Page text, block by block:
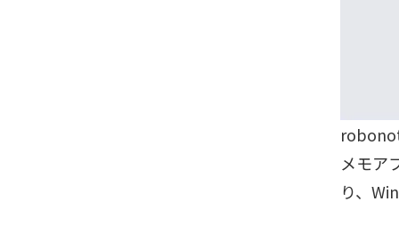
メモア
り、